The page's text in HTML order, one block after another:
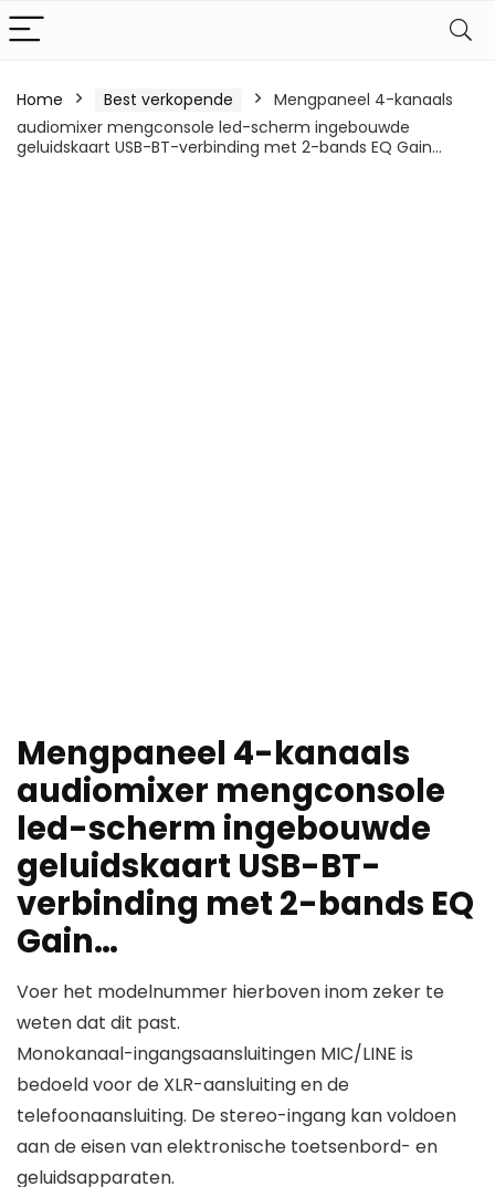
Home Best verkopende
Mengpaneel 4-kanaals
audiomixer mengconsole led-scherm ingebouwde
geluidskaart USB-BT-verbinding met 2-bands EQ Gain…
Mengpaneel 4-kanaals
audiomixer mengconsole
led-scherm ingebouwde
geluidskaart USB-BT-
verbinding met 2-bands EQ
Gain…
Voer het modelnummer hierboven inom zeker te
weten dat dit past.
Monokanaal-ingangsaansluitingen MIC/LINE is
bedoeld voor de XLR-aansluiting en de
telefoonaansluiting. De stereo-ingang kan voldoen
aan de eisen van elektronische toetsenbord- en
geluidsapparaten.